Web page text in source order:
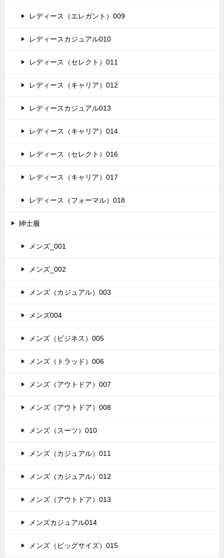
レディース（エレガント）009
レディースカジュアル010
レディース（セレクト）011
レディース（キャリア）012
レディースカジュアル013
レディース（キャリア）014
レディース（セレクト）016
レディース（キャリア）017
レディース（フォーマル）018
紳士服
メンズ_001
メンズ_002
メンズ（カジュアル）003
メンズ004
メンズ（ビジネス）005
メンズ（トラッド）006
メンズ（アウトドア）007
メンズ（アウトドア）008
メンズ（スーツ）010
メンズ（カジュアル）011
メンズ（カジュアル）012
メンズ（アウトドア）013
メンズカジュアル014
メンズ（ビッグサイズ）015